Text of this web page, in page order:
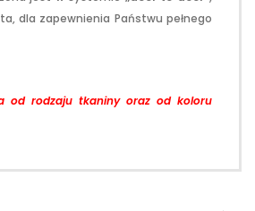
dla zapewnienia Państwu pełnego
od rodzaju tkaniny oraz od koloru